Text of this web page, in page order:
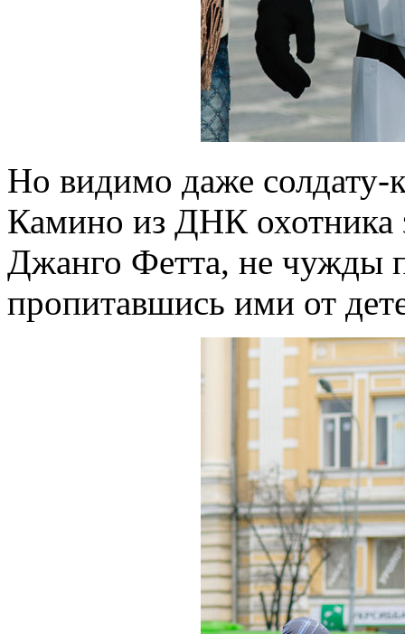
Но видимо даже солдату-
Камино из ДНК охотника
Джанго Фетта, не чужды
пропитавшись ими от